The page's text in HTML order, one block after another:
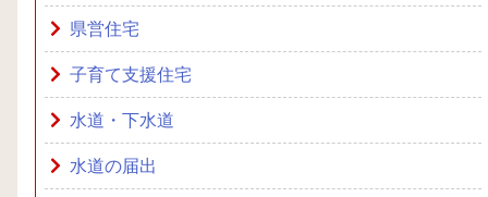
県営住宅
子育て支援住宅
水道・下水道
水道の届出